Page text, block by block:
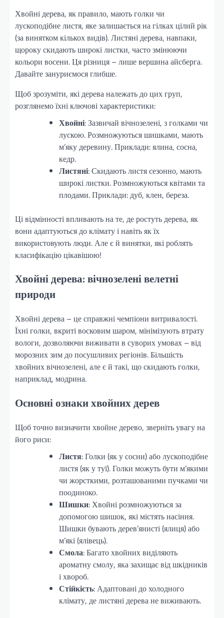
Хвойні дерева, як правило, мають голки чи
лускоподібне листя, яке залишається на гілках цілий рік
(за винятком кількох видів). Листяні дерева, навпаки,
щороку скидають широкі листки, часто змінюючи
кольори восени. Ця різниця – лише вершина айсберга.
Давайте зануриємося глибше.
Щоб зрозуміти, які дерева належать до цих груп,
розглянемо їхні ключові характеристики:
Хвойні: Зазвичай вічнозелені, з голками чи
лускою. Розмножуються шишками, мають
м’яку деревину. Приклади: ялина, сосна,
кедр.
Листяні: Скидають листя сезонно, мають
широкі листки. Розмножуються квітами та
плодами. Приклади: дуб, клен, береза.
Ці відмінності впливають на те, де ростуть дерева, як
вони адаптуються до клімату і навіть як їх
використовують люди. Але є й винятки, які роблять
класифікацію цікавішою!
Хвойні дерева: вічнозелені велетні
природи
Хвойні дерева – це справжні чемпіони витривалості.
Їхні голки, вкриті восковим шаром, мінімізують втрату
вологи, дозволяючи виживати в суворих умовах – від
морозних зим до посушливих регіонів. Більшість
хвойних вічнозелені, але є й такі, що скидають голки,
наприклад, модрина.
Основні ознаки хвойних дерев
Щоб точно визначити хвойне дерево, зверніть увагу на
його риси:
Листя: Голки (як у сосни) або лускоподібне
листя (як у туї). Голки можуть бути м’якими
чи жорсткими, розташованими пучками чи
поодиноко.
Шишки: Хвойні розмножуються за
допомогою шишок, які містять насіння.
Шишки бувають дерев’янисті (ялиця) або
м’які (ялівець).
Смола: Багато хвойних виділяють
ароматну смолу, яка захищає від шкідників
і хвороб.
Стійкість: Адаптовані до холодного
клімату, де листяні дерева не виживають.